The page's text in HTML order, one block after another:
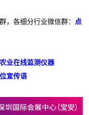
，各细分行业微信群： 点
业在线监测仪器
宣传语